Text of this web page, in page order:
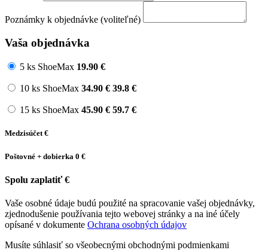
Poznámky k objednávke (voliteľné)
Vaša objednávka
5 ks ShoeMax 19.90 €
10 ks ShoeMax 34.90 € 39.8 €
15 ks ShoeMax 45.90 € 59.7 €
Medzisúčet€
Poštovné + dobierka 0 €
Spolu zaplatiť€
Vaše osobné údaje budú použité na spracovanie vašej objednávky,
zjednodušenie používania tejto webovej stránky a na iné účely
opísané v dokumente Ochrana osobných údajov
Musíte súhlasiť so všeobecnými obchodnými podmienkami